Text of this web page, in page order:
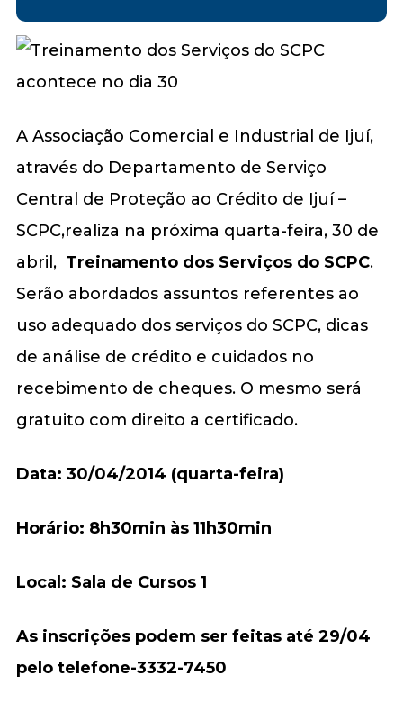
A Associação Comercial e Industrial de Ijuí,
através do Departamento de Serviço
Central de Proteção ao Crédito de Ijuí –
SCPC,realiza na próxima quarta-feira, 30 de
abril,Treinamento dos Serviços do SCPC.
Serão abordados assuntos referentes ao
uso adequado dos serviços do SCPC, dicas
de análise de crédito e cuidados no
recebimento de cheques. O mesmo será
gratuito com direito a certificado.
Data: 30/04/2014 (quarta-feira)
Horário: 8h30min às 11h30min
Local: Sala de Cursos 1
As inscrições podem ser feitas até 29/04
pelo telefone-3332-7450